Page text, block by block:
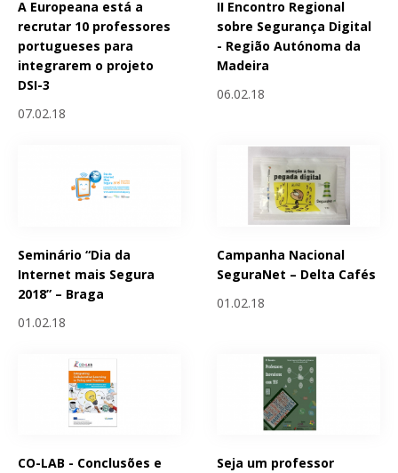
A Europeana está a
recrutar 10 professores
portugueses para
integrarem o projeto
DSI-3
07.02.18
II Encontro Regional
sobre Segurança Digital
- Região Autónoma da
Madeira
06.02.18
Seminário “Dia da
Internet mais Segura
2018” – Braga
01.02.18
Campanha Nacional
SeguraNet – Delta Cafés
01.02.18
CO-LAB - Conclusões e
Seja um professor